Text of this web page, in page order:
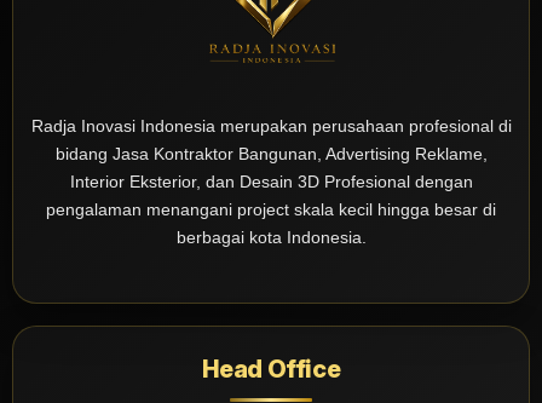
Radja Inovasi Indonesia merupakan perusahaan profesional di
bidang Jasa Kontraktor Bangunan, Advertising Reklame,
Interior Eksterior, dan Desain 3D Profesional dengan
pengalaman menangani project skala kecil hingga besar di
berbagai kota Indonesia.
Head Office